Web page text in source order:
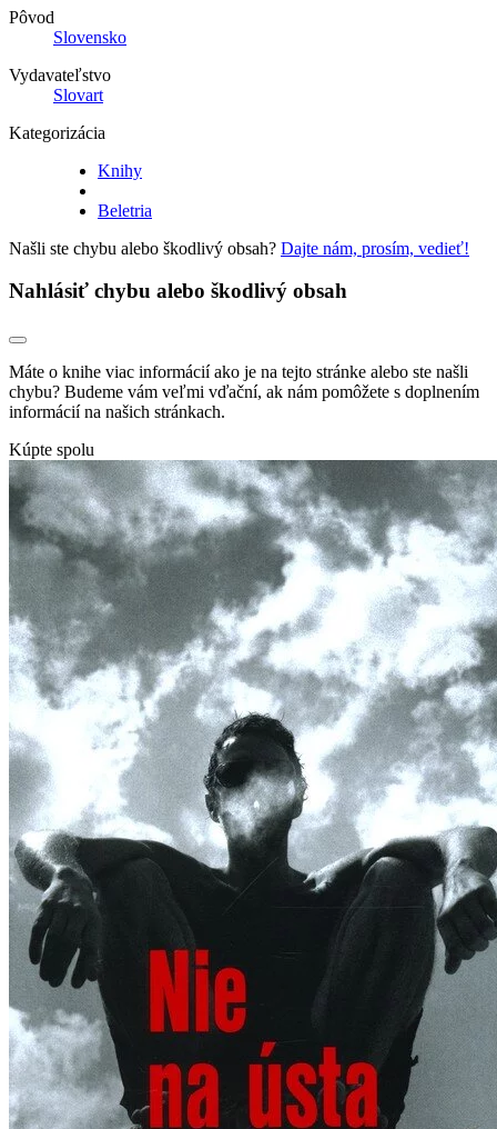
Pôvod
Slovensko
Vydavateľstvo
Slovart
Kategorizácia
Knihy
Beletria
Našli ste chybu alebo škodlivý obsah? Dajte nám, prosím, vedieť!
Nahlásiť chybu alebo škodlivý obsah
Máte o knihe viac informácií ako je na tejto stránke alebo ste našli
chybu? Budeme vám veľmi vďační, ak nám pomôžete s doplnením
informácií na našich stránkach.
Kúpte spolu